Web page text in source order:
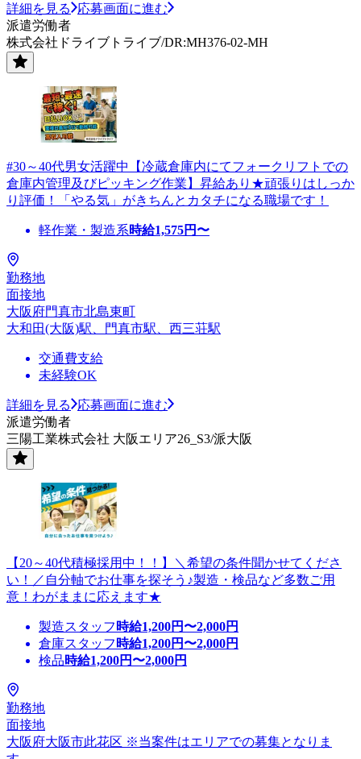
詳細を見る
応募画面に進む
派遣労働者
株式会社ドライブトライブ/DR:MH376-02-MH
#30～40代男女活躍中【冷蔵倉庫内にてフォークリフトでの
倉庫内管理及びピッキング作業】昇給あり★頑張りはしっか
り評価！「やる気」がきちんとカタチになる職場です！
軽作業・製造系時給1,575円〜
勤務地
面接地
大阪府門真市北島東町
大和田(大阪)駅、門真市駅、西三荘駅
交通費支給
未経験OK
詳細を見る
応募画面に進む
派遣労働者
三陽工業株式会社 大阪エリア26_S3/派大阪
【20～40代積極採用中！！】＼希望の条件聞かせてくださ
い！／自分軸でお仕事を探そう♪製造・検品など多数ご用
意！わがままに応えます★
製造スタッフ 時給1,200円〜2,000円
倉庫スタッフ 時給1,200円〜2,000円
検品時給1,200円〜2,000円
勤務地
面接地
大阪府大阪市此花区 ※当案件はエリアでの募集となりま